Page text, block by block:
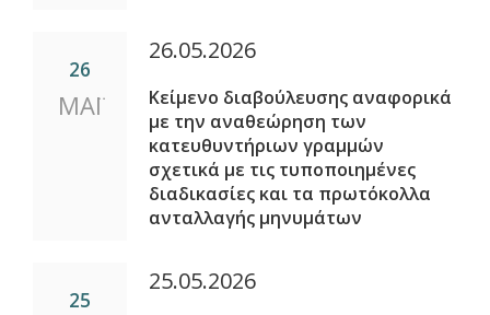
26
ΜΑΪ
26.05.2026
Κείμενο διαβούλευσης αναφορικά
με την αναθεώρηση των
κατευθυντήριων γραμμών
σχετικά με τις τυποποιημένες
διαδικασίες και τα πρωτόκολλα
ανταλλαγής μηνυμάτων
25
25.05.2026